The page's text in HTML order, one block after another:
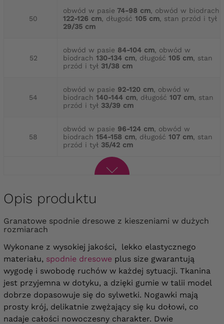
50
obwód w pasie 74-98 cm, obwód w biodrach
122-126 cm, długość 105 cm, stan przód i tył
29/35 cm
52
obwód w pasie 84-104 cm, obwód w
biodrach 130-134 cm, długość 105 cm, stan
przód i tył 31/38 cm
54
obwód w pasie 92-120 cm, obwód w
biodrach 140-144 cm, długość 107 cm, stan
przód i tył 33/39 cm
58
obwód w pasie 96-124 cm, obwód w
biodrach 154-158 cm, długość 107 cm, stan
przód i tył 35/42 cm
Opis produktu
Granatowe spodnie dresowe z kieszeniami w dużych
rozmiarach
Wykonane z wysokiej jakości, lekko elastycznego
materiału, spodnie dresowe plus size gwarantują
wygodę i swobodę ruchów w każdej sytuacji. Tkanina
jest przyjemna w dotyku, a dzięki gumie w talii model
dobrze dopasowuje się do sylwetki. Nogawki mają
prosty krój, delikatnie zwężający się ku dołowi, co
nadaje całości nowoczesny charakter. Dwie